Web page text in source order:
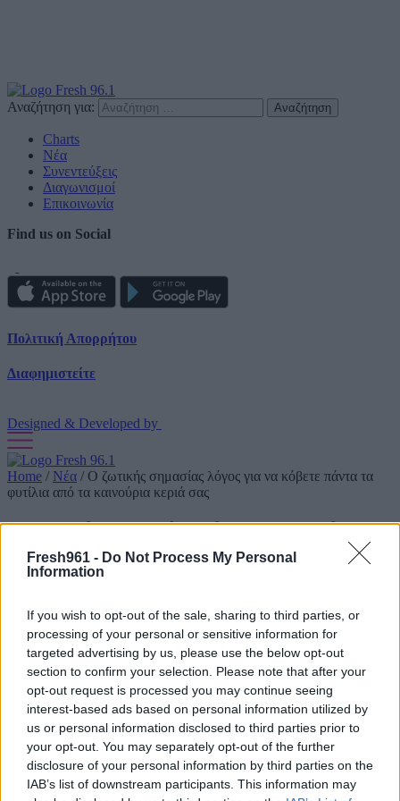
Fresh961 - Do Not Process My Personal
Information
If you wish to opt-out of the sale, sharing to third parties, or
processing of your personal or sensitive information for
targeted advertising by us, please use the below opt-out
section to confirm your selection. Please note that after your
opt-out request is processed you may continue seeing
interest-based ads based on personal information utilized by
us or personal information disclosed to third parties prior to
your opt-out. You may separately opt-out of the further
disclosure of your personal information by third parties on the
IAB’s list of downstream participants. This information may
Αναζήτηση για:
Charts
Νέα
Συνεντεύξεις
Διαγωνισμοί
Επικοινωνία
Find us on Social
Πολιτική Απορρήτου
Διαφημιστείτε
Designed & Developed by
Home / Νέα / Ο ζωτικής σημασίας λόγος για να κόβετε πάντα τα
φυτίλια από τα καινούρια κεριά σας
Ο ζωτικής σημασίας λόγος για να κόβετε
πάντα τα φυτίλια από τα καινούρια κεριά
σας
13/04/2022
Το μόνο πράγμα χειρότερο από ένα φυτίλι κεριών που είναι
πολύ κοντό είναι αυτό που είναι πολύ μακρύ- Δείτε γιατί αλλά
και τον τρόπο να το κόψετε σωστά
κεριάείναι από εκείνα τα προϊόντα που αγοράζετε που
ομορφαίνουν το χώρο, ενώ προσθέτουν επιπλέον ατμόσφαιρα
θαλπωρή στο σπίτισας. Έτοιμα αμέσως προς χρήση, πριν τα
ανάψετε πρέπει πρώτα να κόψετε το φυτίλι τους και παρακάτω θα